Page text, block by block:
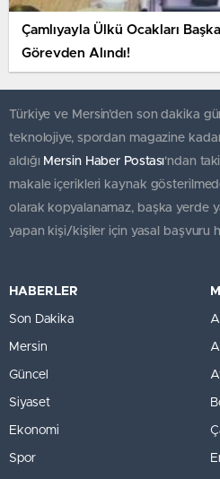
Çamlıyayla Ülkü Ocakları
Görevden Alındı!
Türkiye ve Mersin’den son dakika
teknolojiye, spordan magazine
aldığı Mersin Haber Postası'ndan
makale içerikleri kaynak
olarak kopyalanamaz, başka yerde
yapan kişi/kişiler için yasal başvuru
HABERLER
Son Dakika
Mersin
Güncel
Siyaset
Ekonomi
Spor